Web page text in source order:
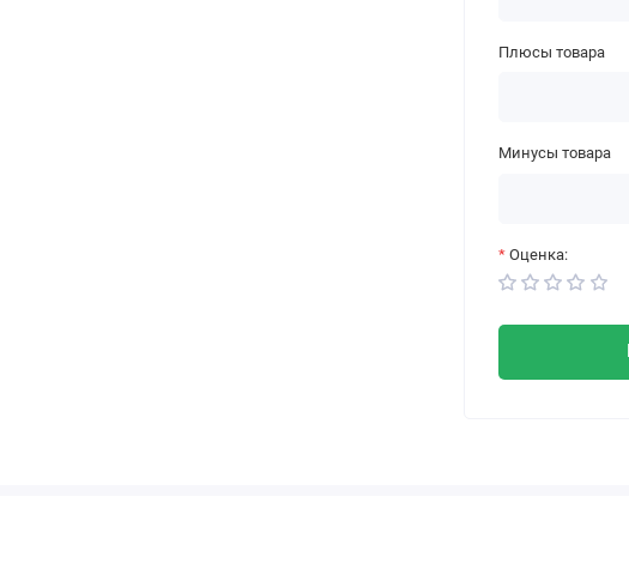
Плюсы товара
Минусы товара
Оценка: